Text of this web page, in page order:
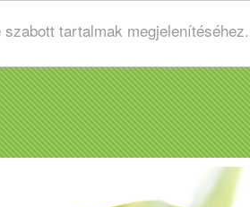
tartalmak